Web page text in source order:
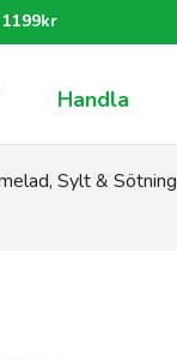
Handla
Sylt & Sötning